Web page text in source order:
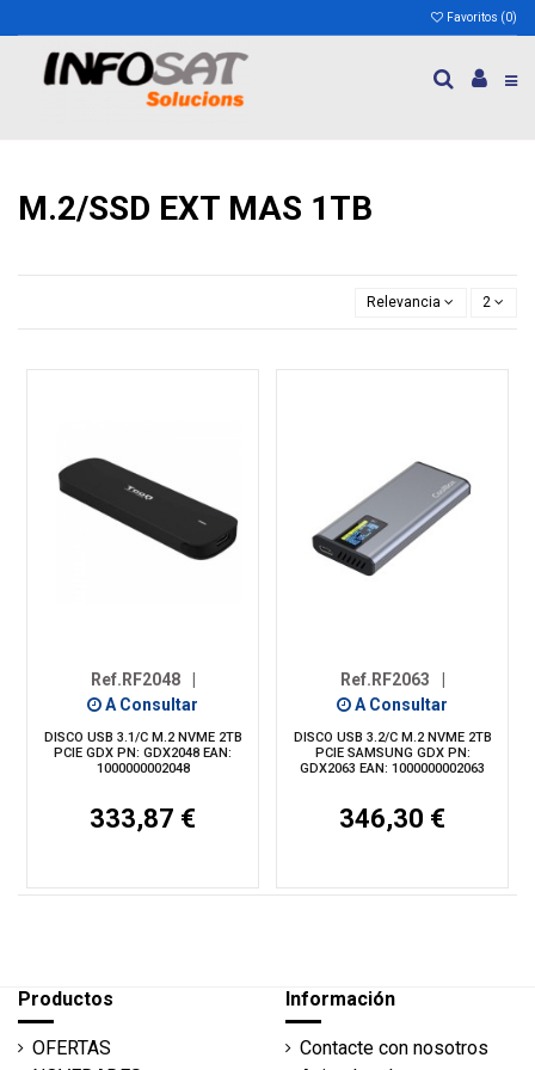
Favoritos (0)
M.2/SSD EXT MAS 1TB
Relevancia 2
Ref.RF2048
|
A Consultar
DISCO USB 3.1/C M.2 NVME 2TB
PCIE GDX PN: GDX2048 EAN:
1000000002048
333,87 €
Ref.RF2063
|
A Consultar
DISCO USB 3.2/C M.2 NVME 2TB
PCIE SAMSUNG GDX PN:
GDX2063 EAN: 1000000002063
346,30 €
Productos
OFERTAS
Información
Contacte con nosotros